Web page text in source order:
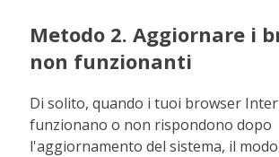
Metodo 2. Aggiornare i
non funzionanti
Di solito, quando i tuoi browser
funzionano o non rispondono dopo
l'aggiornamento del sistema, il